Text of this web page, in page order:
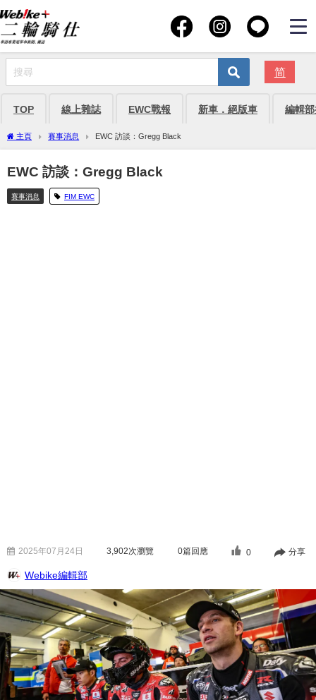
简
TOP 線上雜誌 EWC戰報 新車．絕版車 編輯
主頁 賽事消息 EWC 訪談：Gregg Black
EWC 訪談：Gregg Black
賽事消息 FIM EWC
2025年07月24日 3,902次瀏覽 0篇回應 0 分享
Webike編輯部